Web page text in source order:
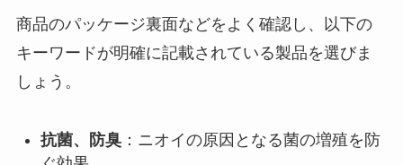
商品のパッケージ裏面などをよく確認し、以下の
キーワードが明確に記載されている製品を選びま
しょう。
抗菌、防臭：ニオイの原因となる菌の増殖を防